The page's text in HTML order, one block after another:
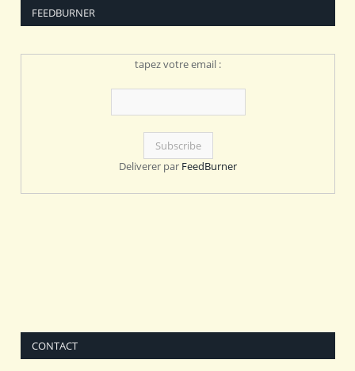
FEEDBURNER
tapez votre email :
Deliverer par FeedBurner
CONTACT